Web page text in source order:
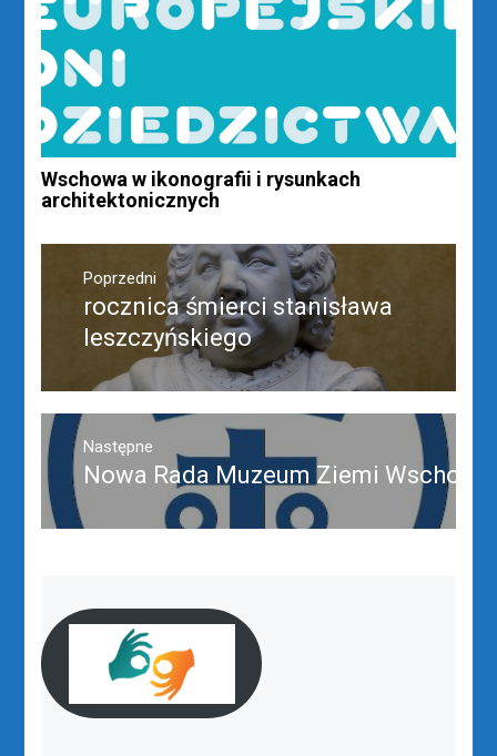
Wschowa w ikonografii i rysunkach
architektonicznych
Nawigacja
wpisuPoprzedni
Poprzedni
wpis:
rocznica śmierci stanisława
leszczyńskiego
Następne
Następny
Nowa Rada Muzeum Ziemi